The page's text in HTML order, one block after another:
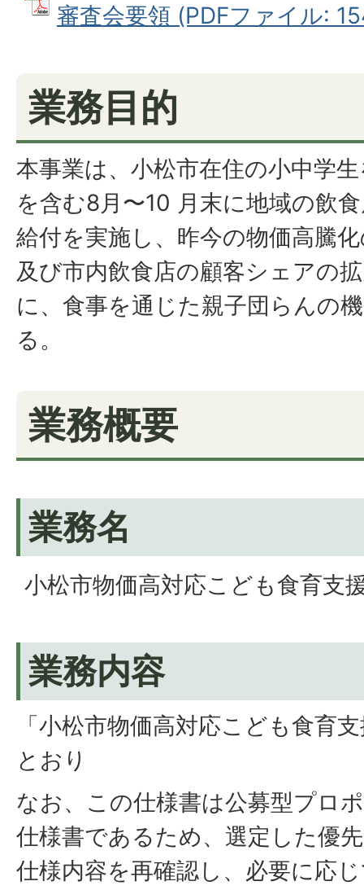
審査会要領 (PDFファイル:
業務目的
本事業は、小松市在住の小中学
を含む8月〜10 月末に地域の飲
給付を実施し、昨今の物価高騰
及び市内飲食店の顧客シェアの
に、食事を通じた親子団らんの
る。
業務概要
業務名
小松市物価高対応こども食育支
業務内容
「小松市物価高対応こども食育
とおり
なお、この仕様書は公募型プロ
仕様書であるため、選定した優
仕様内容を再確認し、必要に応